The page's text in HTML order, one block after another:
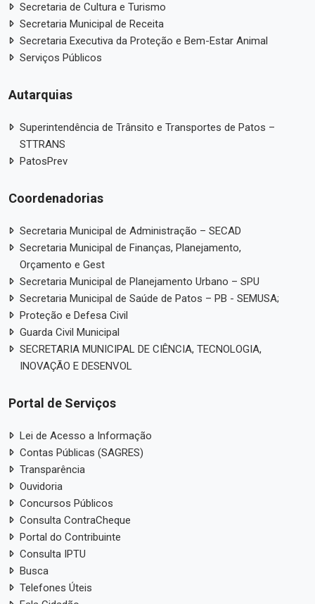
Secretaria de Cultura e Turismo
Secretaria Municipal de Receita
Secretaria Executiva da Proteção e Bem-Estar Animal
Serviços Públicos
Autarquias
Superintendência de Trânsito e Transportes de Patos –
STTRANS
PatosPrev
Coordenadorias
Secretaria Municipal de Administração – SECAD
Secretaria Municipal de Finanças, Planejamento,
Orçamento e Gest
Secretaria Municipal de Planejamento Urbano – SPU
Secretaria Municipal de Saúde de Patos – PB - SEMUSA;
Proteção e Defesa Civil
Guarda Civil Municipal
SECRETARIA MUNICIPAL DE CIÊNCIA, TECNOLOGIA,
INOVAÇÃO E DESENVOL
Portal de Serviços
Lei de Acesso a Informação
Contas Públicas (SAGRES)
Transparência
Ouvidoria
Concursos Públicos
Consulta ContraCheque
Portal do Contribuinte
Consulta IPTU
Busca
Telefones Úteis